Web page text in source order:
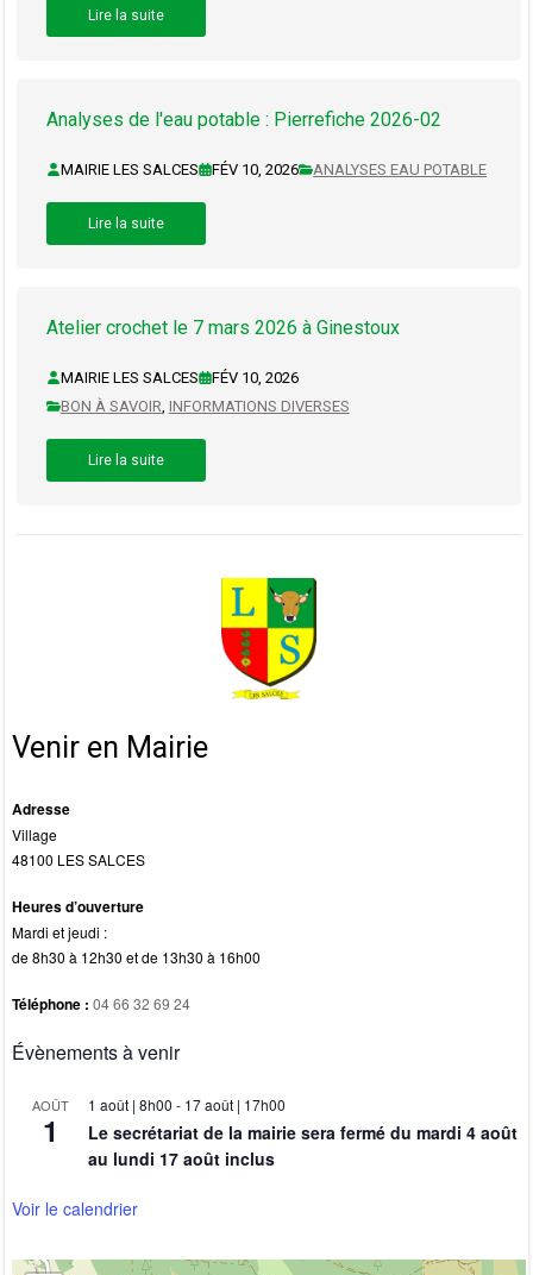
Lire la suite
Analyses de l'eau potable : Pierrefiche 2026-02
MAIRIE LES SALCES FÉV 10, 2026 ANALYSES EAU POTABLE
Lire la suite
Atelier crochet le 7 mars 2026 à Ginestoux
MAIRIE LES SALCES
FÉV 10, 2026
BON À SAVOIR INFORMATIONS DIVERSES
Lire la suite
Venir en Mairie
Adresse
Village
48100 LES SALCES
Heures d’ouverture
Mardi et jeudi :
de 8h30 à 12h30 et de 13h30 à 16h00
Téléphone : 04 66 32 69 24
Évènements à venir
AOÛT
1
1 août | 8h00 - 17 août | 17h00
Le secrétariat de la mairie sera fermé du mardi 4 août
au lundi 17 août inclus
Voir le calendrier